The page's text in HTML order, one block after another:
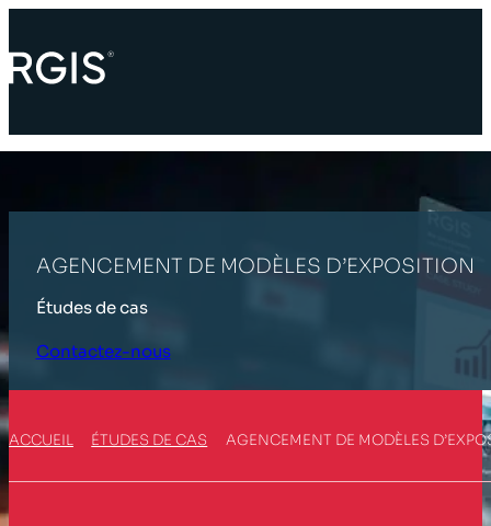
AGENCEMENT DE MODÈLES D’EXPOSITION
Études de cas
Contactez-nous
ACCUEIL ÉTUDES DE CAS AGENCEMENT DE MODÈLES